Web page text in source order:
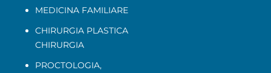
MEDICINA FAMILIARE
CHIRURGIA PLASTICA
CHIRURGIA
PROCTOLOGIA,